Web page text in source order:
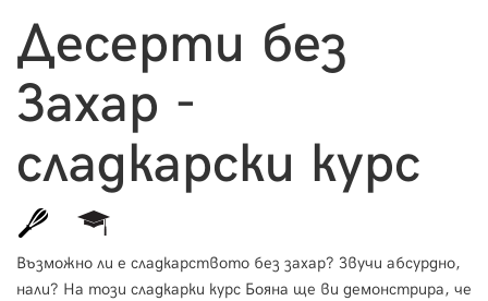
Десерти без
Захар -
сладкарски курс
Възможно ли е сладкарството без захар? Звучи абсурдно,
нали? На този сладкарки курс Бояна ще ви демонстрира, че